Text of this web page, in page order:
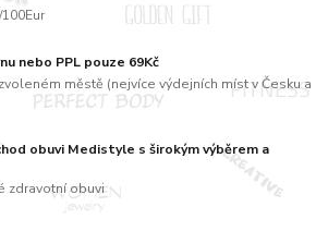
nebo PPL pouze 69Kč
městě (nejvíce výdejních míst v Česku a
obuvi Medistyle s širokým výběrem a
zdravotní obuvi